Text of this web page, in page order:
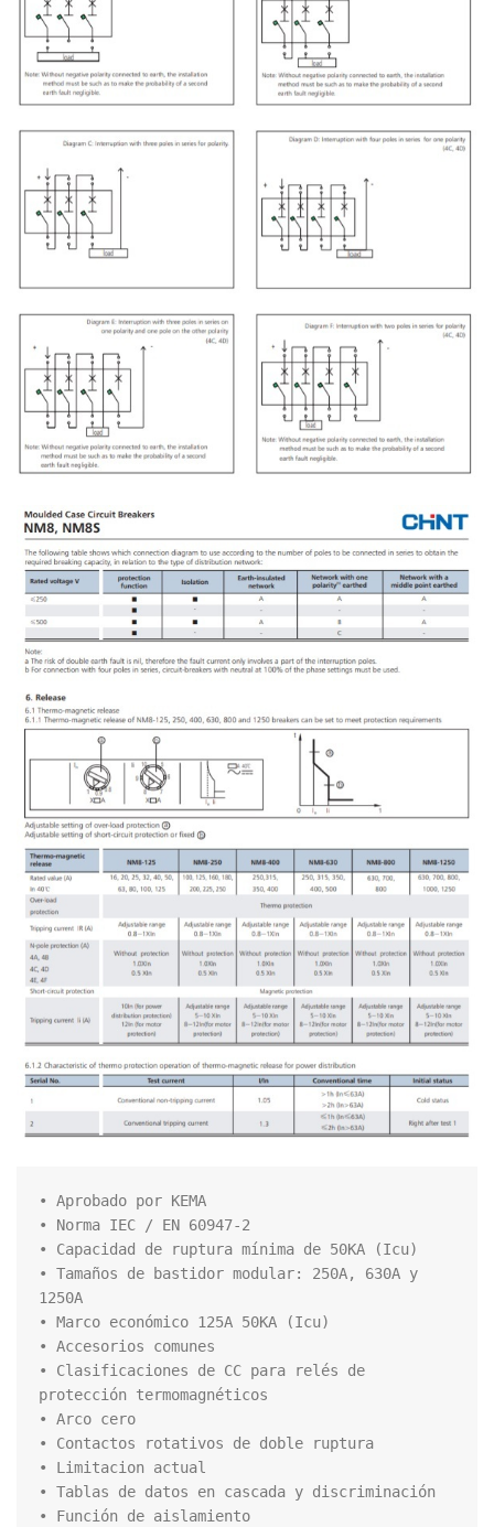
• Aprobado por KEMA
• Norma IEC / EN 60947-2
• Capacidad de ruptura mínima de 50KA (Icu)
• Tamaños de bastidor modular: 250A, 630A y
1250A
• Marco económico 125A 50KA (Icu)
• Accesorios comunes
• Clasificaciones de CC para relés de
protección termomagnéticos
• Arco cero
• Contactos rotativos de doble ruptura
• Limitacion actual
• Tablas de datos en cascada y discriminación
• Función de aislamiento